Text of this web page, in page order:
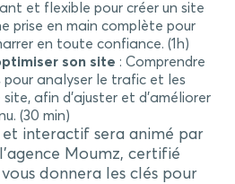
et flexible pour créer un site
prise en main complète pour
en toute confiance. (1h)
son site : Comprendre
pour analyser le trafic et les
afin d’ajuster et d’améliorer
(30 min)
interactif sera animé par
Moumz, certifié
donnera les clés pour